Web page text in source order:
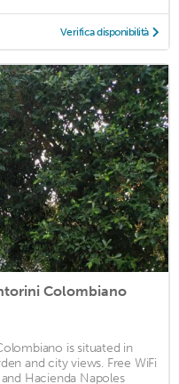
Verifica disponibilità
Colombiano
is situated in
and city views. Free WiFi
Hacienda Napoles